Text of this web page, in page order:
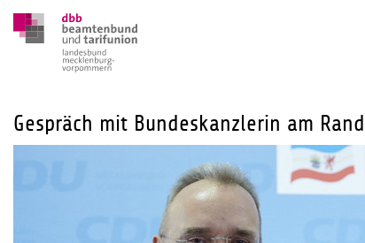
Gespräch mit Bundeskanzlerin am